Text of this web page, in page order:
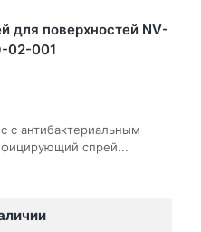
для поверхностей NV-
02-001
с антибактериальным
спрей...